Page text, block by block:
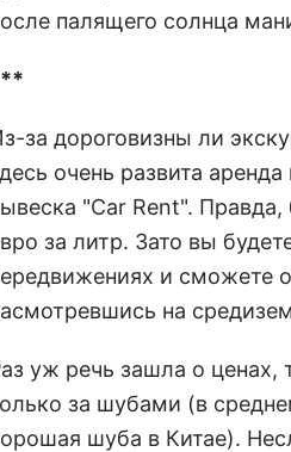
палящего солнца
за дороговизны ли
очень развита
"Car Rent". Правда,
за литр. Зато вы
и сможете
на
уж речь зашла о ценах,
за шубами (в
шуба в Китае).